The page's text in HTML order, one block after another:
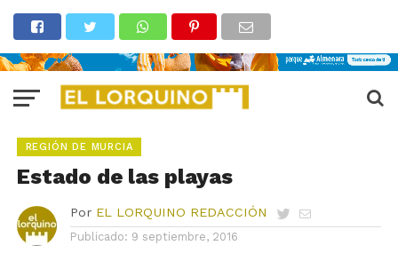
REGIÓN DE MURCIA
Estado de las playas
Por EL LORQUINO REDACCIÓN
Publicado: 9 septiembre, 2016